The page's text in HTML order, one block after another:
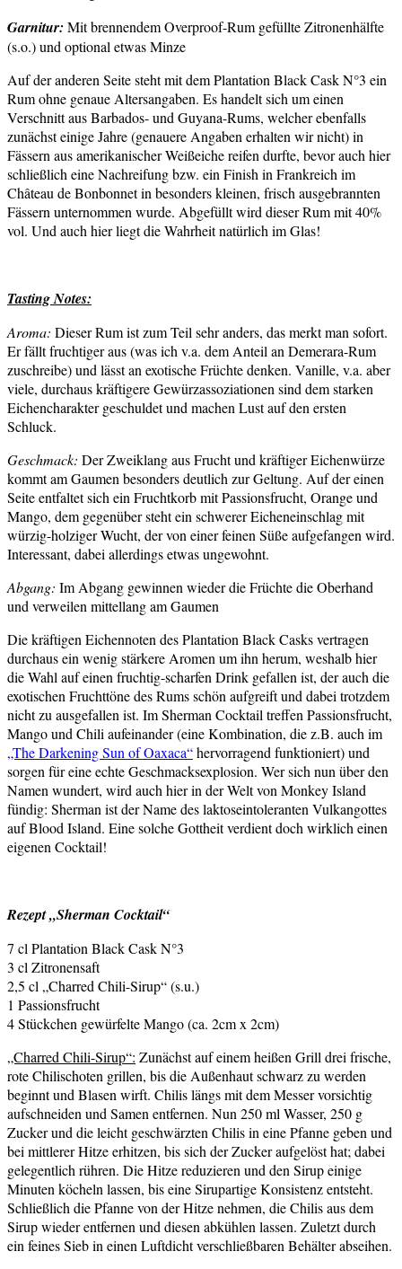
Garnitur: Mit brennendem Overproof-Rum gefüllte Zitronenhälfte
(s.o.) und optional etwas Minze
Auf der anderen Seite steht mit dem Plantation Black Cask N°3 ein
Rum ohne genaue Altersangaben. Es handelt sich um einen
Verschnitt aus Barbados- und Guyana-Rums, welcher ebenfalls
zunächst einige Jahre (genauere Angaben erhalten wir nicht) in
Fässern aus amerikanischer Weißeiche reifen durfte, bevor auch hier
schließlich eine Nachreifung bzw. ein Finish in Frankreich im
Château de Bonbonnet in besonders kleinen, frisch ausgebrannten
Fässern unternommen wurde. Abgefüllt wird dieser Rum mit 40%
vol. Und auch hier liegt die Wahrheit natürlich im Glas!
Tasting Notes:
Aroma: Dieser Rum ist zum Teil sehr anders, das merkt man sofort.
Er fällt fruchtiger aus (was ich v.a. dem Anteil an Demerara-Rum
zuschreibe) und lässt an exotische Früchte denken. Vanille, v.a. aber
viele, durchaus kräftigere Gewürzassoziationen sind dem starken
Eichencharakter geschuldet und machen Lust auf den ersten
Schluck.
Geschmack: Der Zweiklang aus Frucht und kräftiger Eichenwürze
kommt am Gaumen besonders deutlich zur Geltung. Auf der einen
Seite entfaltet sich ein Fruchtkorb mit Passionsfrucht, Orange und
Mango, dem gegenüber steht ein schwerer Eicheneinschlag mit
würzig-holziger Wucht, der von einer feinen Süße aufgefangen wird.
Interessant, dabei allerdings etwas ungewohnt.
Abgang: Im Abgang gewinnen wieder die Früchte die Oberhand
und verweilen mittellang am Gaumen
Die kräftigen Eichennoten des Plantation Black Casks vertragen
durchaus ein wenig stärkere Aromen um ihn herum, weshalb hier
die Wahl auf einen fruchtig-scharfen Drink gefallen ist, der auch die
exotischen Fruchttöne des Rums schön aufgreift und dabei trotzdem
nicht zu ausgefallen ist. Im Sherman Cocktail treffen Passionsfrucht,
Mango und Chili aufeinander (eine Kombination, die z.B. auch im
„The Darkening Sun of Oaxaca“hervorragend funktioniert) und
sorgen für eine echte Geschmacksexplosion. Wer sich nun über den
Namen wundert, wird auch hier in der Welt von Monkey Island
fündig: Sherman ist der Name des laktoseintoleranten Vulkangottes
auf Blood Island. Eine solche Gottheit verdient doch wirklich einen
eigenen Cocktail!
Rezept „Sherman Cocktail“
7 cl Plantation Black Cask N°3
3 cl Zitronensaft
2,5 cl „Charred Chili-Sirup“ (s.u.)
1 Passionsfrucht
4 Stückchen gewürfelte Mango (ca. 2cm x 2cm)
„Charred Chili-Sirup“: Zunächst auf einem heißen Grill drei frische,
rote Chilischoten grillen, bis die Außenhaut schwarz zu werden
beginnt und Blasen wirft. Chilis längs mit dem Messer vorsichtig
aufschneiden und Samen entfernen. Nun 250 ml Wasser, 250 g
Zucker und die leicht geschwärzten Chilis in eine Pfanne geben und
bei mittlerer Hitze erhitzen, bis sich der Zucker aufgelöst hat; dabei
gelegentlich rühren. Die Hitze reduzieren und den Sirup einige
Minuten köcheln lassen, bis eine Sirupartige Konsistenz entsteht.
Schließlich die Pfanne von der Hitze nehmen, die Chilis aus dem
Sirup wieder entfernen und diesen abkühlen lassen. Zuletzt durch
ein feines Sieb in einen Luftdicht verschließbaren Behälter abseihen.